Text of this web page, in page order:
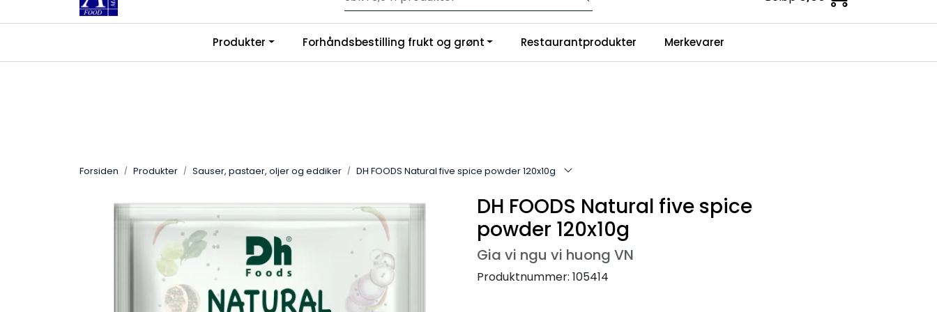
Skip to main content Velkommen til vår nye nettbutikk! Trykk her for å lese mer
Ledige stillinger | Franchise | Om oss Infosenter
Produkter Forhåndsbestilling frukt og grønt Restaurantprodukter Merkevarer
Forsiden Produkter Sauser, pastaer, oljer og eddiker DH FOODS Natural five spice powder 120x10g
DH FOODS Natural five spice
powder 120x10g
Gia vi ngu vi huong VN
Produktnummer: 105414